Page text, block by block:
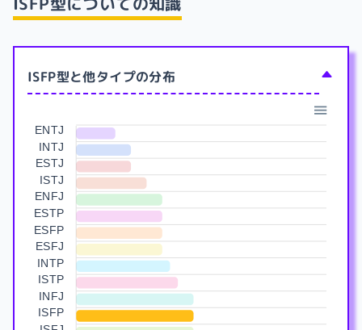
ISFP型と他タイプの分布
ENTJ
INTJ
ESTJ
ISTJ
ENFJ
ESTP
ESFP
ESFJ
INTP
ISTP
INFJ
ISFP